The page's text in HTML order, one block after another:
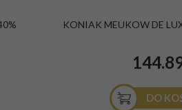
KONIAK MEUKOW DE
DO